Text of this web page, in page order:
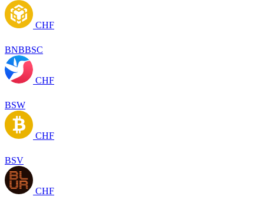
CHF
BNBBSC
CHF
BSW
CHF
BSV
CHF